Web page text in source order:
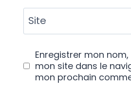
Site
Enregistrer mon
mon site dans le
mon prochain